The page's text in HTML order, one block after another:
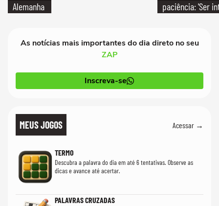
Alemanha
paciência: 'Ser
As notícias mais importantes do dia direto no seu
ZAP
Inscreva-se
MEUS JOGOS Acessar →
TERMO
Descubra a palavra do dia em até 6 tentativas. Observe as
dicas e avance até acertar.
PALAVRAS CRUZADAS